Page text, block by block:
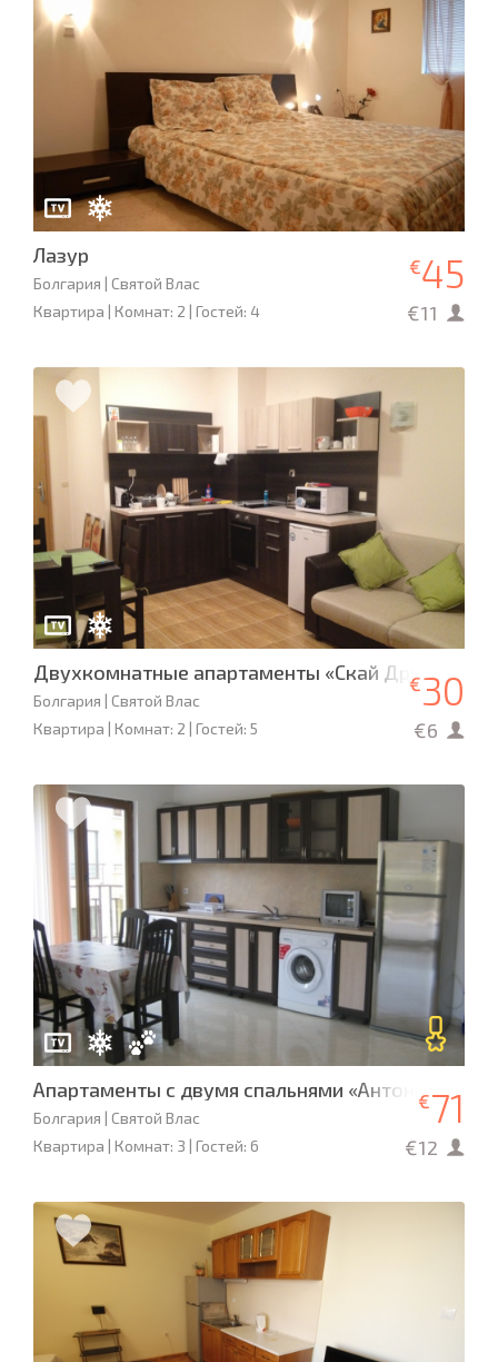
Лазур
Болгария | Святой Влас
Квартира | Комнат: 2 | Гостей: 4
€45
€11
Двухкомнатные апартаменты «Скай Дримс»
Болгария | Святой Влас
Квартира | Комнат: 2 | Гостей: 5
€30
€6
Апартаменты с двумя спальнями «Антония» L- 70
Болгария | Святой Влас
Квартира | Комнат: 3 | Гостей: 6
€71
€12